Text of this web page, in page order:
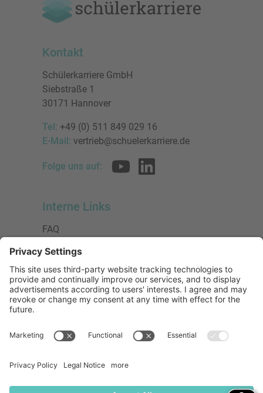
Kontakt
Schülerkarriere GmbH
Siebstraße 1
30171 Hannover
Tel: +49 (0) 511 849 029 16
E-Mail: vertrieb@schuelerkarriere.de
Folge uns auf:
Interne Links
FAQ
Datenschutzerklärung
Impressum
Presse
Urheberrecht
Mitglied bei:
Die Jungen Unternehmer